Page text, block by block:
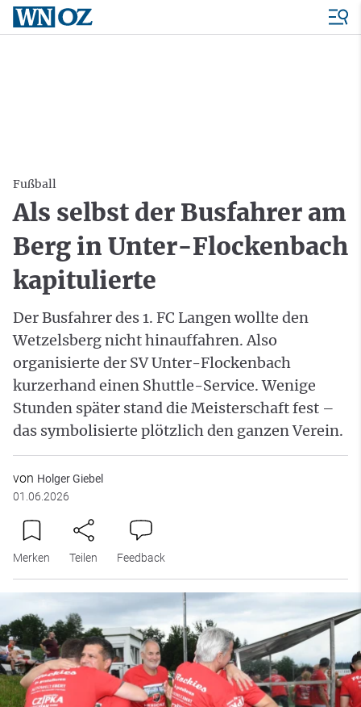
Fußball
Als selbst der Busfahrer am
Berg in Unter-Flockenbach
kapitulierte
Der Busfahrer des 1. FC Langen wollte den
Wetzelsberg nicht hinauffahren. Also
organisierte der SV Unter-Flockenbach
kurzerhand einen Shuttle-Service. Wenige
Stunden später stand die Meisterschaft fest –
das symbolisierte plötzlich den ganzen Verein.
von Holger Giebel
01.06.2026
Merken Teilen Feedback